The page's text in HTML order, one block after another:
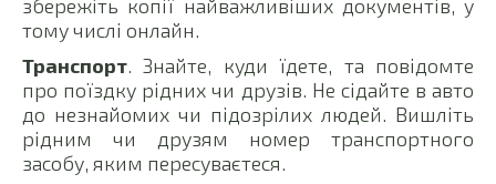
збережіть копії найважливіших документів, у
тому числі онлайн.
Транспорт. Знайте, куди їдете, та повідомте
про поїздку рідних чи друзів. Не сідайте в авто
до незнайомих чи підозрілих людей. Вишліть
рідним чи друзям номер транспортного
засобу, яким пересуваєтеся.